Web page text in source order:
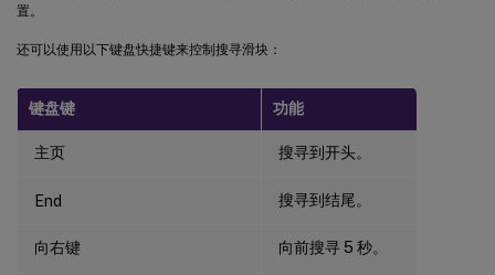
置。
还可以使用以下键盘快捷键来控制搜寻滑块：
键盘键 功能
主页 搜寻到开头。
End 搜寻到结尾。
向右键 向前搜寻 5 秒。